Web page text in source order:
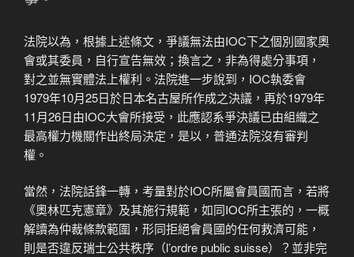
法院以為，根據上述條文，爭議無法由IOC下之個別國家奧
會或其委員，自行宣告無效；換言之，非為得處分事項，
對之並無實體法上權利。法院進一步說到，IOC執委會
1979年10月25日於日本名古屋所作成之決議，再於1979年
11月26日由IOC大會所接受，此應認系爭決議已由組織之
最高權力機關作出終局決定，是以，普通法院沒有審判
權。
當然，法院話鋒一轉，考量對於IOC所屬會員國而言，若將
《奧林匹克憲章》及其施行規範，如同IOC所主張的，一概
解讀為仲裁條款範圍，形同拒絕會員國的任何救濟可能，
則是否違反瑞士公共秩序（l’ordre public suisse）？並非完